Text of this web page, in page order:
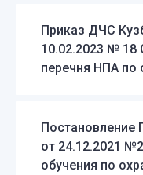
Приказ ДЧС
10.02.2023 № 18
перечня НПА по
Постановление
от 24.12.2021
обучения по